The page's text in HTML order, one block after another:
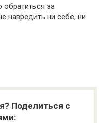
за
навредить ни себе, ни
Поделиться с